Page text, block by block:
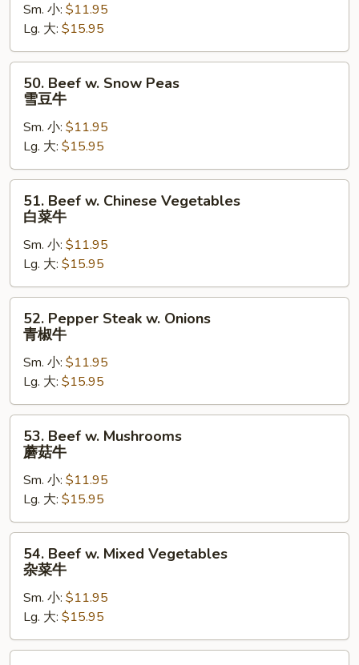
Broccoli
兰
牛
Sm. 小: $11.95
Lg. 大: $15.95
Beef
Snow
Peas
雪
豆
50. Beef w. Snow Peas
雪豆牛
Sm. 小: $11.95
Lg. 大: $15.95
Beef
Chinese
Vegetables
白
菜
51. Beef w. Chinese Vegetables
白菜牛
Sm. 小: $11.95
Lg. 大: $15.95
Pepper
Steak
Onions
青
椒
52. Pepper Steak w. Onions
青椒牛
Sm. 小: $11.95
Lg. 大: $15.95
Beef
Mushrooms
菇
牛
53. Beef w. Mushrooms
蘑菇牛
Sm. 小: $11.95
Lg. 大: $15.95
Beef
Mixed
Vegetables
杂
菜
54. Beef w. Mixed Vegetables
杂菜牛
Sm. 小: $11.95
Lg. 大: $15.95